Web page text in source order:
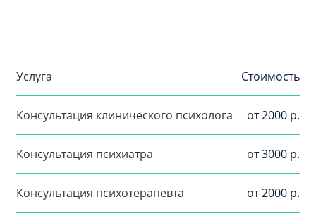
Услуга Стоимость
Консультация клинического психолога от 2000 р.
Консультация психиатра от 3000 р.
Консультация психотерапевта от 2000 р.